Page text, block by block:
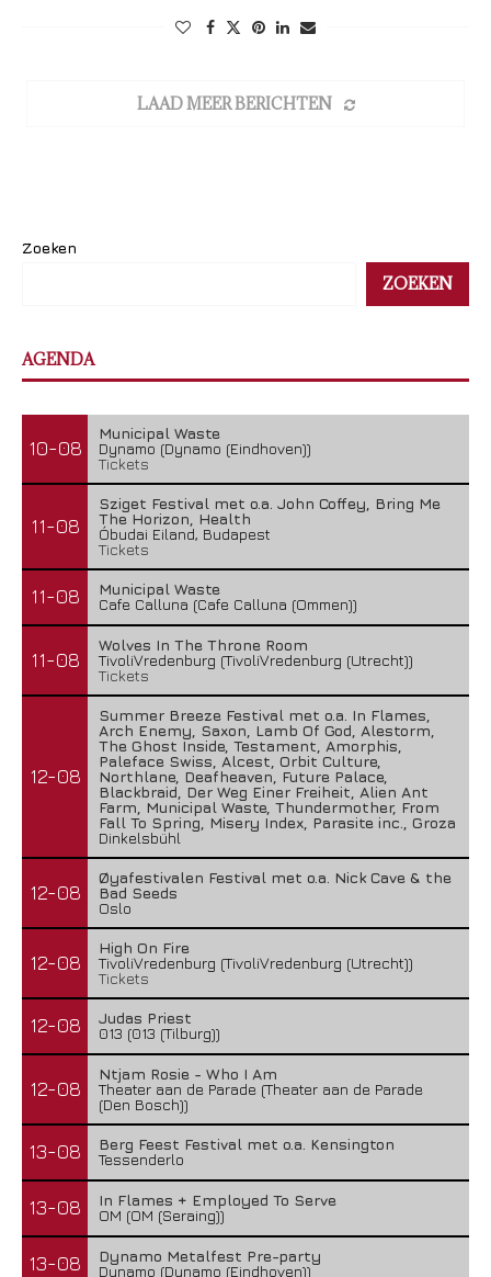
LAAD MEER BERICHTEN
Zoeken
ZOEKEN
AGENDA
10-08
Municipal Waste
Dynamo (Dynamo (Eindhoven))
Tickets
11-08
Sziget Festival met o.a. John Coffey, Bring Me
The Horizon, Health
Óbudai Eiland, Budapest
Tickets
11-08
Municipal Waste
Cafe Calluna (Cafe Calluna (Ommen))
11-08
Wolves In The Throne Room
TivoliVredenburg (TivoliVredenburg (Utrecht))
Tickets
12-08
Summer Breeze Festival met o.a. In Flames,
Arch Enemy, Saxon, Lamb Of God, Alestorm,
The Ghost Inside, Testament, Amorphis,
Paleface Swiss, Alcest, Orbit Culture,
Northlane, Deafheaven, Future Palace,
Blackbraid, Der Weg Einer Freiheit, Alien Ant
Farm, Municipal Waste, Thundermother, From
Fall To Spring, Misery Index, Parasite inc., Groza
Dinkelsbühl
12-08
Øyafestivalen Festival met o.a. Nick Cave & the
Bad Seeds
Oslo
12-08
High On Fire
TivoliVredenburg (TivoliVredenburg (Utrecht))
Tickets
12-08
Judas Priest
013 (013 (Tilburg))
12-08
Ntjam Rosie - Who I Am
Theater aan de Parade (Theater aan de Parade
(Den Bosch))
13-08
Berg Feest Festival met o.a. Kensington
Tessenderlo
13-08
In Flames + Employed To Serve
OM (OM (Seraing))
13-08
Dynamo Metalfest Pre-party
Dynamo (Dynamo (Eindhoven))